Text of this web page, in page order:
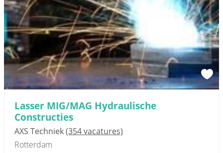
Lasser MIG/MAG Hydraulische
Constructies
AXS Techniek(354 vacatures)
Rotterdam